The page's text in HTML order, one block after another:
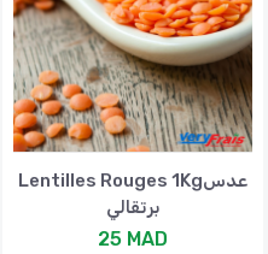
Lentilles Rouges 1Kgعدس
برتقالي
25 MAD